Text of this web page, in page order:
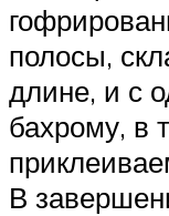
полосы,
длине, и с
бахрому, в
В